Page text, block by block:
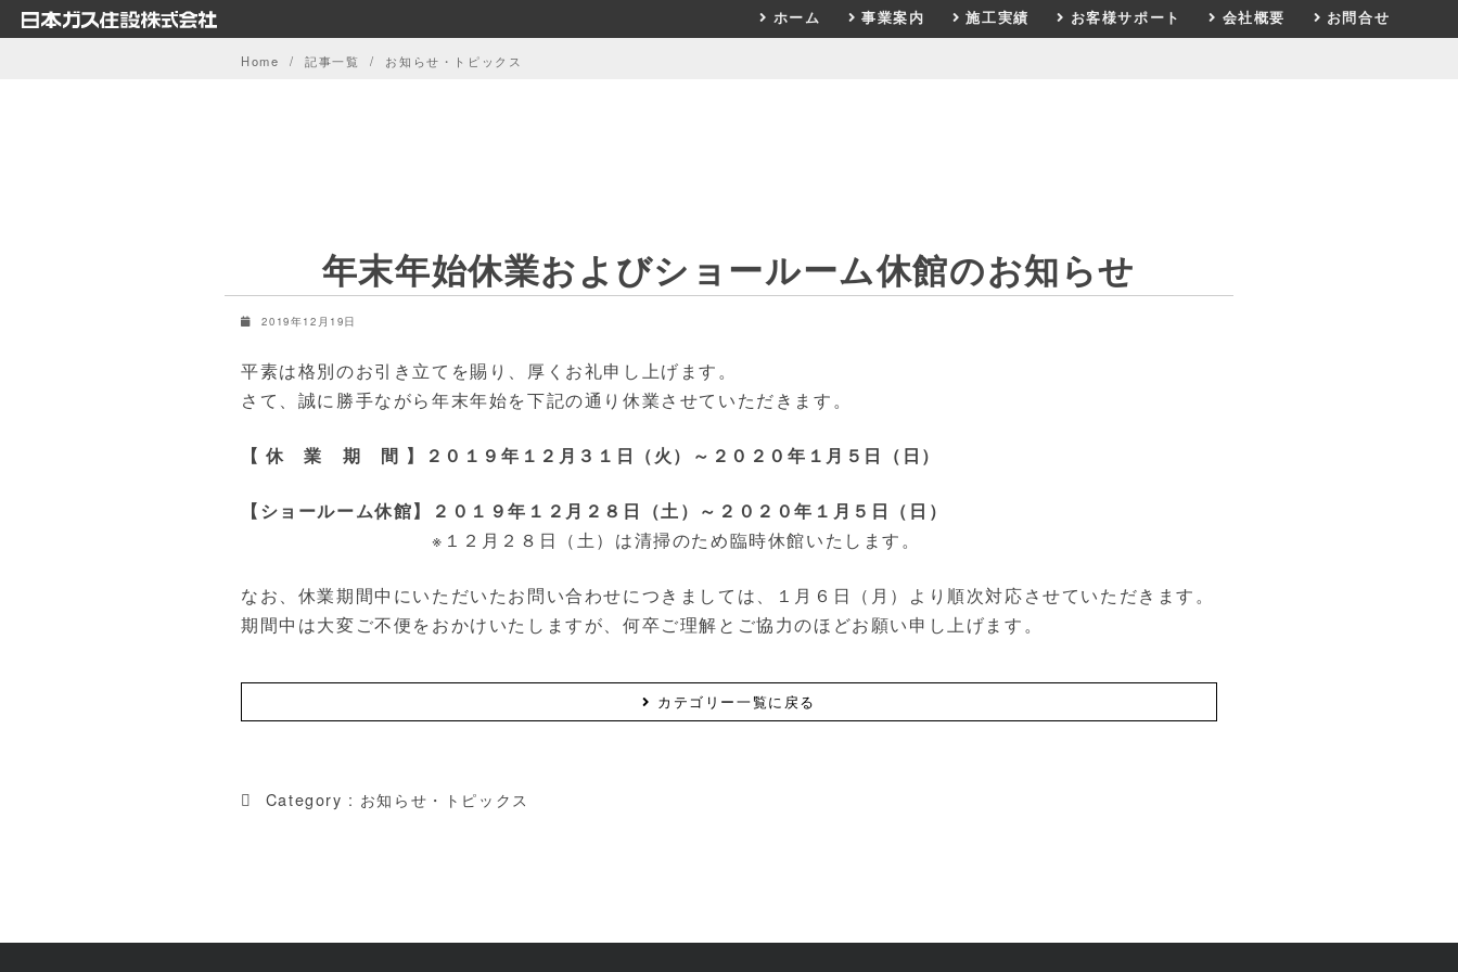
Skip
to
ホーム 事業案内 施工実績 お客様サポート 会社概要 お問合せ
Home 記事一覧 お知らせ・トピックス
年末年始休業およびショールーム休館のお知らせ
2019年12月19日
平素は格別のお引き立てを賜り、厚くお礼申し上げます。
さて、誠に勝手ながら年末年始を下記の通り休業させていただきます。
【 休 業 期 間 】２０１９年１２月３１日（火）～２０２０年１月５日（日）
【ショールーム休館】２０１９年１２月２８日（土）～２０２０年１月５日（日）
※１２月２８日（土）は清掃のため臨時休館いたします。
なお、休業期間中にいただいたお問い合わせにつきましては、１月６日（月）より順次対応させていただきます。
期間中は大変ご不便をおかけいたしますが、何卒ご理解とご協力のほどお願い申し上げます。
カテゴリー一覧に戻る
Category : お知らせ・トピックス